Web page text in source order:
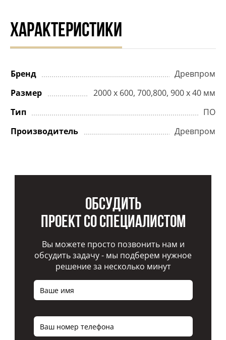
ХАРАКТЕРИСТИКИ
Бренд
Древпром
Размер
2000 х 600, 700,800, 900 х 40 мм
Тип
ПО
Производитель
Древпром
Обсудить
проект со специалистом
Вы можете просто позвонить нам и
обсудить задачу - мы подберем нужное
решение за несколько минут